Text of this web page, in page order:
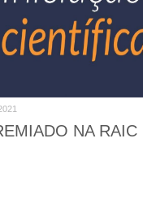
NA RAIC